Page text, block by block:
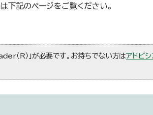
下記のページをご覧ください。
（R）」が必要です。お持ちでない方はアドビシ